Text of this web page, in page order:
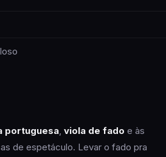
portuguesa, viola de fado e às
de espetáculo. Levar o fado pra